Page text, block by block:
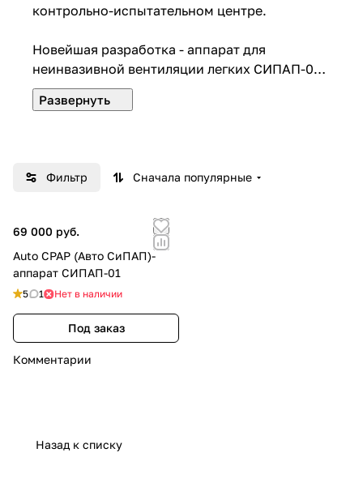
контрольно-испытательном центре.
Новейшая разработка - аппарат для
неинвазивной вентиляции легких СИПАП-01.
Первый российский аппарат на рынке
приборов от ночного апноэ.
Фильтр Сначала популярные
69 000 руб.
Auto CPAP (Авто СиПАП)-
аппарат СИПАП-01
5 1 Нет в наличии
Под заказ
Комментарии
Назад к списку